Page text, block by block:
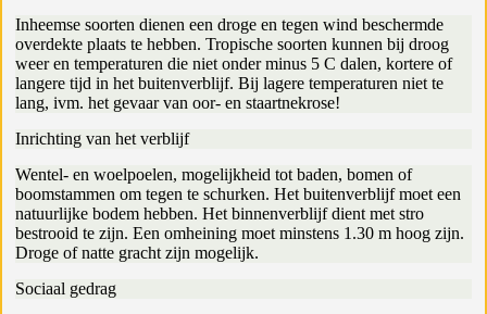
Inheemse soorten dienen een droge en tegen wind beschermde
overdekte plaats te hebben. Tropische soorten kunnen bij droog
weer en temperaturen die niet onder minus 5 C dalen, kortere of
langere tijd in het buitenverblijf. Bij lagere temperaturen niet te
lang, ivm. het gevaar van oor- en staartnekrose!
Inrichting van het verblijf
Wentel- en woelpoelen, mogelijkheid tot baden, bomen of
boomstammen om tegen te schurken. Het buitenverblijf moet een
natuurlijke bodem hebben. Het binnenverblijf dient met stro
bestrooid te zijn. Een omheining moet minstens 1.30 m hoog zijn.
Droge of natte gracht zijn mogelijk.
Sociaal gedrag